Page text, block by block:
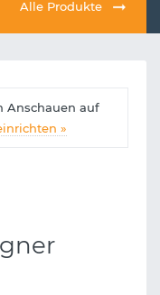
Alle Produkte
Anschauen auf
»